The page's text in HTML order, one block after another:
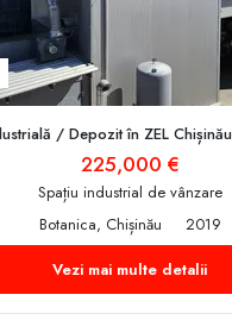
/ Depozit în ZEL
225,000 €
Spațiu industrial de vânzare
Botanica, Chișinău
2019
Vezi mai multe detalii